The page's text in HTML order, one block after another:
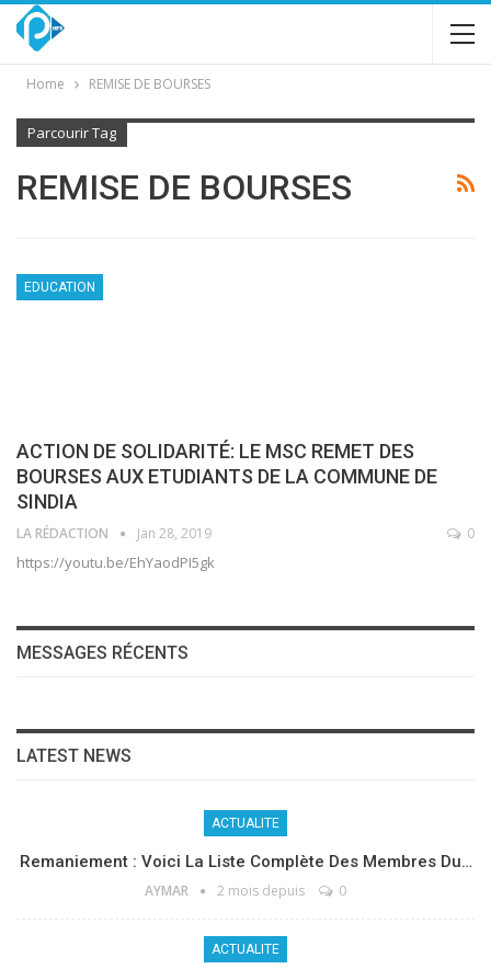
Home REMISE DE BOURSES
Parcourir Tag
REMISE DE BOURSES
EDUCATION
ACTION DE SOLIDARITÉ: LE MSC REMET DES
BOURSES AUX ETUDIANTS DE LA COMMUNE DE
SINDIA
LA RÉDACTION Jan 28, 2019 0
https://youtu.be/EhYaodPI5gk
MESSAGES RÉCENTS
LATEST NEWS
ACTUALITE
Remaniement : Voici La Liste Complète Des Membres Du…
AYMAR 2 mois depuis 0
ACTUALITE